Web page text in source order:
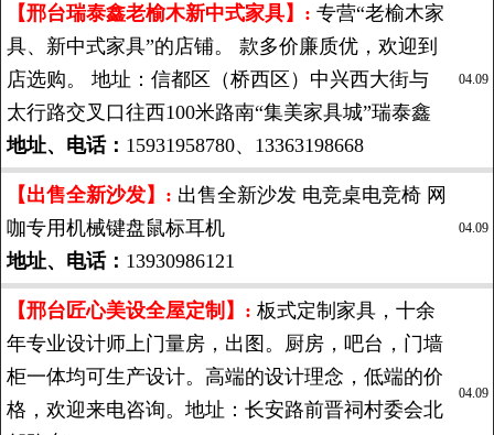
【邢台瑞泰鑫老榆木新中式家具】: 专营“老榆木家
具、新中式家具”的店铺。 款多价廉质优，欢迎到
店选购。 地址：信都区（桥西区）中兴西大街与
太行路交叉口往西100米路南“集美家具城”瑞泰鑫
地址、电话： 15931958780、13363198668
04.09
【出售全新沙发】: 出售全新沙发 电竞桌电竞椅 网
咖专用机械键盘鼠标耳机
地址、电话： 13930986121
04.09
【邢台匠心美设全屋定制】: 板式定制家具，十余
年专业设计师上门量房，出图。厨房，吧台，门墙
柜一体均可生产设计。高端的设计理念，低端的价
格，欢迎来电咨询。地址：长安路前晋祠村委会北
04.09